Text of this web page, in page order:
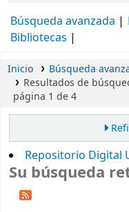
Búsqueda avanzada
Bibliotecas
Inicio
Búsqueda
Resultados de
página 1 de 4
Repositorio Digital
Su búsqueda